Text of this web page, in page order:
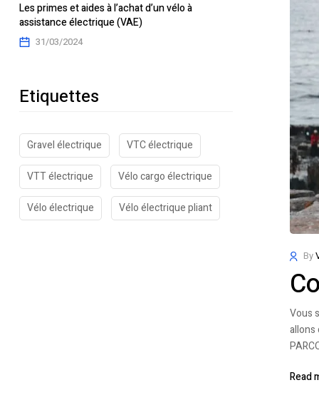
By
Vous
allons
Read
Les primes et aides à l’achat d’un vélo à
assistance électrique (VAE)
31/03/2024
Etiquettes
Gravel électrique VTC électrique
VTT électrique Vélo cargo électrique
Vélo électrique Vélo électrique pliant